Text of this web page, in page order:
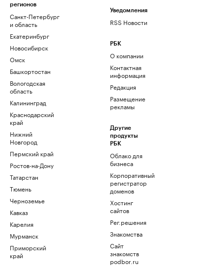
регионов
Санкт-Петербург
и область
Екатеринбург
Новосибирск
Омск
Башкортостан
Вологодская
область
Калининград
Краснодарский
край
Нижний
Новгород
Пермский край
Ростов-на-Дону
Татарстан
Тюмень
Черноземье
Кавказ
Карелия
Мурманск
Приморский
край
Уведомления
RSS Новости
РБК
О компании
Контактная
информация
Редакция
Размещение
рекламы
Другие
продукты
РБК
Облако для
бизнеса
Корпоративный
регистратор
доменов
Хостинг
сайтов
Рег.решения
Знакомства
Сайт
знакомств
podbor.ru